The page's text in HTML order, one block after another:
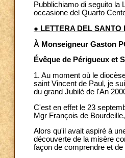
Pubblichiamo di seguito la
occasione del Quarto
● LETTERA DEL SANTO
À Monseigneur Gaston
Évêque de Périgueux et
1. Au moment où le
saint Vincent de Paul, je
du grand Jubilé de l'An
C'est en effet le 23
Mgr François de
Alors qu'il avait aspiré à
découverte de la misère
façon de comprendre et